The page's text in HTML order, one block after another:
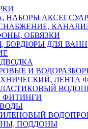
НАБОРЫ
ОБВЯЗКИ
БОРДЮРЫ ДЛЯ ВАНН
И
ЛЕНТА
ФИТИНГИ
ПОДДОНЫ